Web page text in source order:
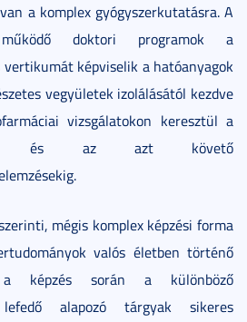
a komplex gyógyszerkutatásra. A
doktori programok a
képviselik a hatóanyagok
vegyületek izolálásától kezdve
vizsgálatokon keresztül a
és az azt követő
mégis komplex képzési forma
valós életben történő
a képzés során a különböző
lefedő alapozó tárgyak sikeres